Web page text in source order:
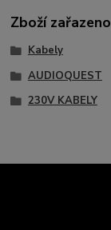
Zboží
Kabely
AUDIOQUEST
230V KABELY